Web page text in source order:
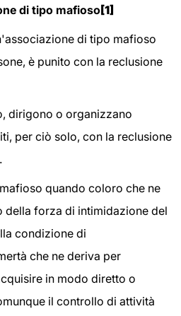
di tipo mafioso[1]
di tipo mafioso
è punito con la reclusione
dirigono o organizzano
per ciò solo, con la reclusione
quando coloro che ne
della forza di intimidazione del
condizione di
che ne deriva per
in modo diretto o
il controllo di attività